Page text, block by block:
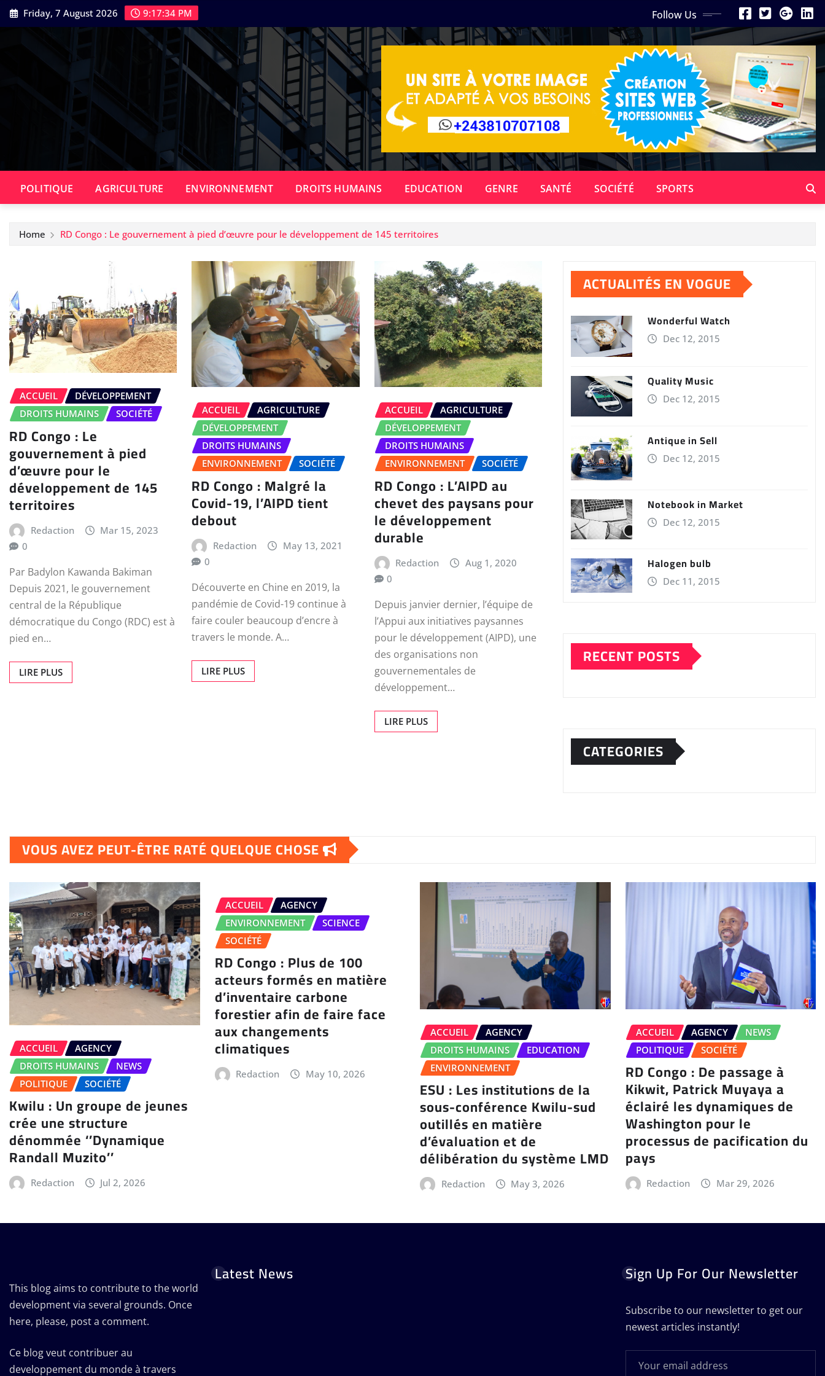
Skip
to
Friday, 7 August 2026 9:17:35 PM Follow Us
POLITIQUE AGRICULTURE ENVIRONNEMENT DROITS HUMAINS EDUCATION GENRE SANTÉ SOCIÉTÉ SPORTS
Home RD Congo : Le gouvernement à pied d’œuvre pour le développement de 145 territoires
ACCUEIL
DÉVELOPPEMENT
DROITS HUMAINS
SOCIÉTÉ
RD Congo : Le
gouvernement à pied
d’œuvre pour le
développement de 145
territoires
Redaction
Mar 15, 2023
0
Par Badylon Kawanda Bakiman
Depuis 2021, le gouvernement
central de la République
démocratique du Congo (RDC) est à
pied en…
LIRE PLUS
ACCUEIL
AGRICULTURE
DÉVELOPPEMENT
DROITS HUMAINS
ENVIRONNEMENT
SOCIÉTÉ
RD Congo : Malgré la
Covid-19, l’AIPD tient
debout
Redaction
May 13, 2021
0
Découverte en Chine en 2019, la
pandémie de Covid-19 continue à
faire couler beaucoup d’encre à
travers le monde. A…
LIRE PLUS
ACCUEIL
AGRICULTURE
DÉVELOPPEMENT
DROITS HUMAINS
ENVIRONNEMENT
SOCIÉTÉ
RD Congo : L’AIPD au
chevet des paysans pour
le développement
durable
Redaction
Aug 1, 2020
0
Depuis janvier dernier, l’équipe de
l’Appui aux initiatives paysannes
pour le développement (AIPD), une
des organisations non
gouvernementales de
développement…
LIRE PLUS
ACTUALITÉS EN VOGUE
Wonderful Watch
Dec 12, 2015
Quality Music
Dec 12, 2015
Antique in Sell
Dec 12, 2015
Notebook in Market
Dec 12, 2015
Halogen bulb
Dec 11, 2015
RECENT POSTS
CATEGORIES
VOUS AVEZ PEUT-ÊTRE RATÉ QUELQUE CHOSE
ACCUEIL
AGENCY
DROITS HUMAINS
NEWS
POLITIQUE
SOCIÉTÉ
Kwilu : Un groupe de jeunes
crée une structure
dénommée ‘’Dynamique
Randall Muzito’’
Redaction Jul 2, 2026
ACCUEIL
AGENCY
ENVIRONNEMENT
SCIENCE
SOCIÉTÉ
RD Congo : Plus de 100
acteurs formés en matière
d’inventaire carbone
forestier afin de faire face
aux changements
climatiques
Redaction May 10, 2026
ACCUEIL
AGENCY
DROITS HUMAINS
EDUCATION
ENVIRONNEMENT
ESU : Les institutions de la
sous-conférence Kwilu-sud
outillés en matière
d’évaluation et de
délibération du système LMD
Redaction May 3, 2026
ACCUEIL AGENCY
NEWS
POLITIQUE
SOCIÉTÉ
RD Congo : De passage à
Kikwit, Patrick Muyaya a
éclairé les dynamiques de
Washington pour le
processus de pacification du
pays
Redaction Mar 29, 2026
This blog aims to contribute to the world
development via several grounds. Once
here, please, post a comment.
Ce blog veut contribuer au
developpement du monde à travers
Latest News Sign Up For Our Newsletter
Subscribe to our newsletter to get our
newest articles instantly!